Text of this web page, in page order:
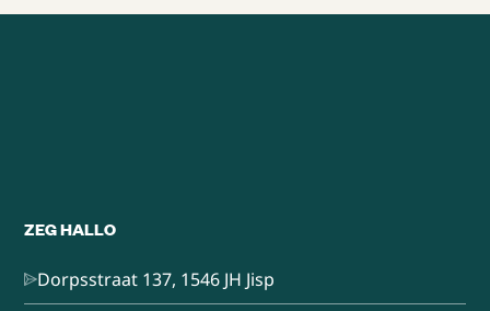
ZEG HALLO
Dorpsstraat 137, 1546 JH Jisp